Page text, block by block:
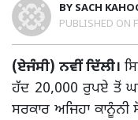
BY SACH
PUBLISHED ON
(ਏਜੰਸੀ) ਨਵੀਂ ਦਿੱਲੀ।
ਹੱਦ 20,000 ਰੁਪਏ ਤੋਂ
ਸਰਕਾਰ ਅਜਿਹਾ ਕਾਨੂੰਨੀ